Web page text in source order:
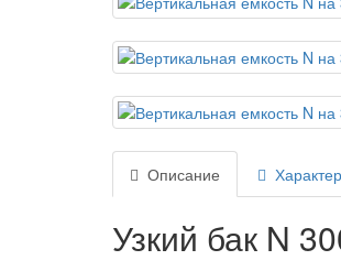
Описание
Узкий бак N